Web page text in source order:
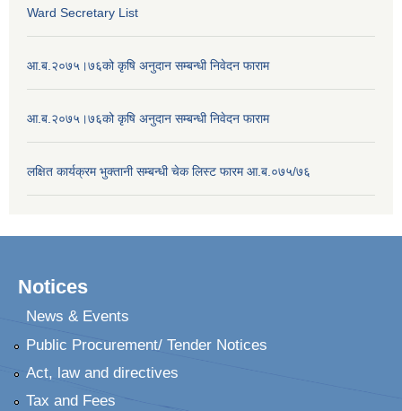
Ward Secretary List
आ.ब.२०७५।७६को कृषि अनुदान सम्बन्धी निवेदन फाराम
आ.ब.२०७५।७६को कृषि अनुदान सम्बन्धी निवेदन फाराम
लक्षित कार्यक्रम भुक्तानी सम्बन्धी चेक लिस्ट फारम आ.ब.०७५/७६
Notices
News & Events
Public Procurement/ Tender Notices
Act, law and directives
Tax and Fees